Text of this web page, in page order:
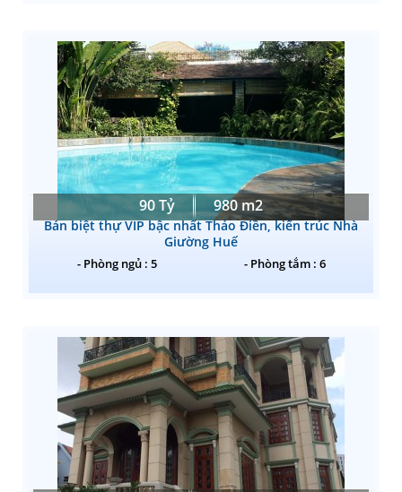
90 Tỷ 980 m2
Bán biệt thự VIP bậc nhất Thảo Điền, kiến trúc Nhà
Giường Huế
- Phòng ngủ : 5 - Phòng tắm : 6